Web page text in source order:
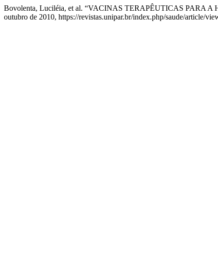
Bovolenta, Luciléia, et al. “VACINAS TERAPÊUTICAS PARA A
outubro de 2010, https://revistas.unipar.br/index.php/saude/article/